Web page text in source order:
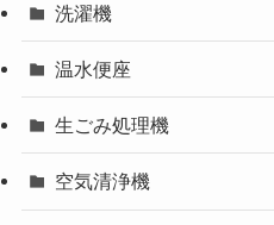
洗濯機
温水便座
生ごみ処理機
空気清浄機